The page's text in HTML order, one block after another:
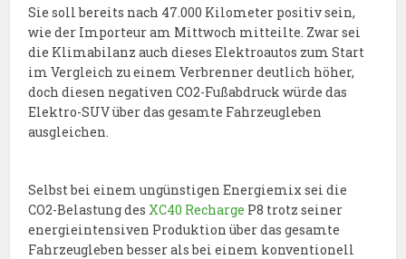
Sie soll bereits nach 47.000 Kilometer positiv sein,
wie der Importeur am Mittwoch mitteilte. Zwar sei
die Klimabilanz auch dieses Elektroautos zum Start
im Vergleich zu einem Verbrenner deutlich höher,
doch diesen negativen CO2-Fußabdruck würde das
Elektro-SUV über das gesamte Fahrzeugleben
ausgleichen.
Selbst bei einem ungünstigen Energiemix sei die
CO2-Belastung des XC40 Recharge P8 trotz seiner
energieintensiven Produktion über das gesamte
Fahrzeugleben besser als bei einem konventionell